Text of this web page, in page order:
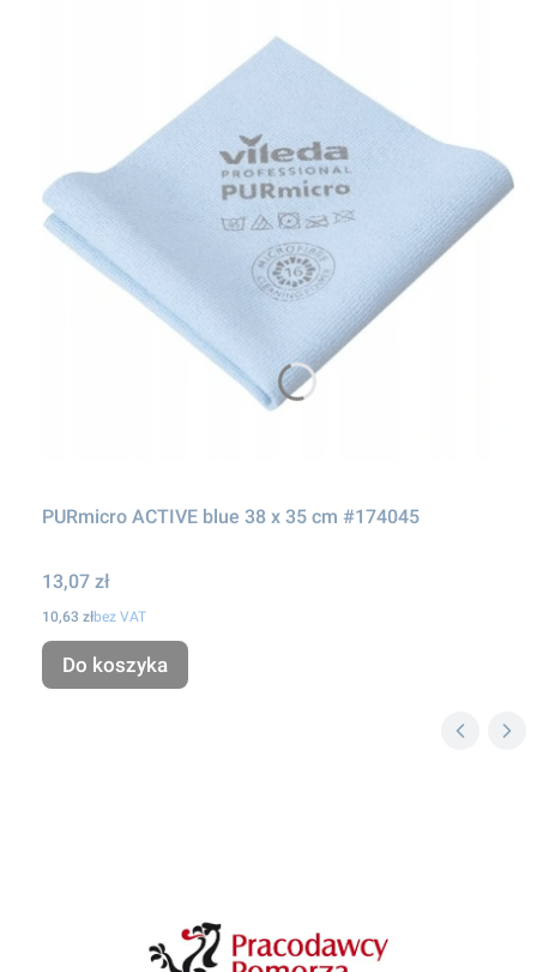
PURmicro ACTIVE blue 38 x 35 cm #174045
Cena
13,07 zł
Cena
10,63 złbez VAT
Do koszyka
Linki w stopce